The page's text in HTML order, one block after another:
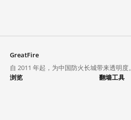
GreatFire
自 2011 年起，为中国防火长城带来透明度。
浏览
翻墙工具